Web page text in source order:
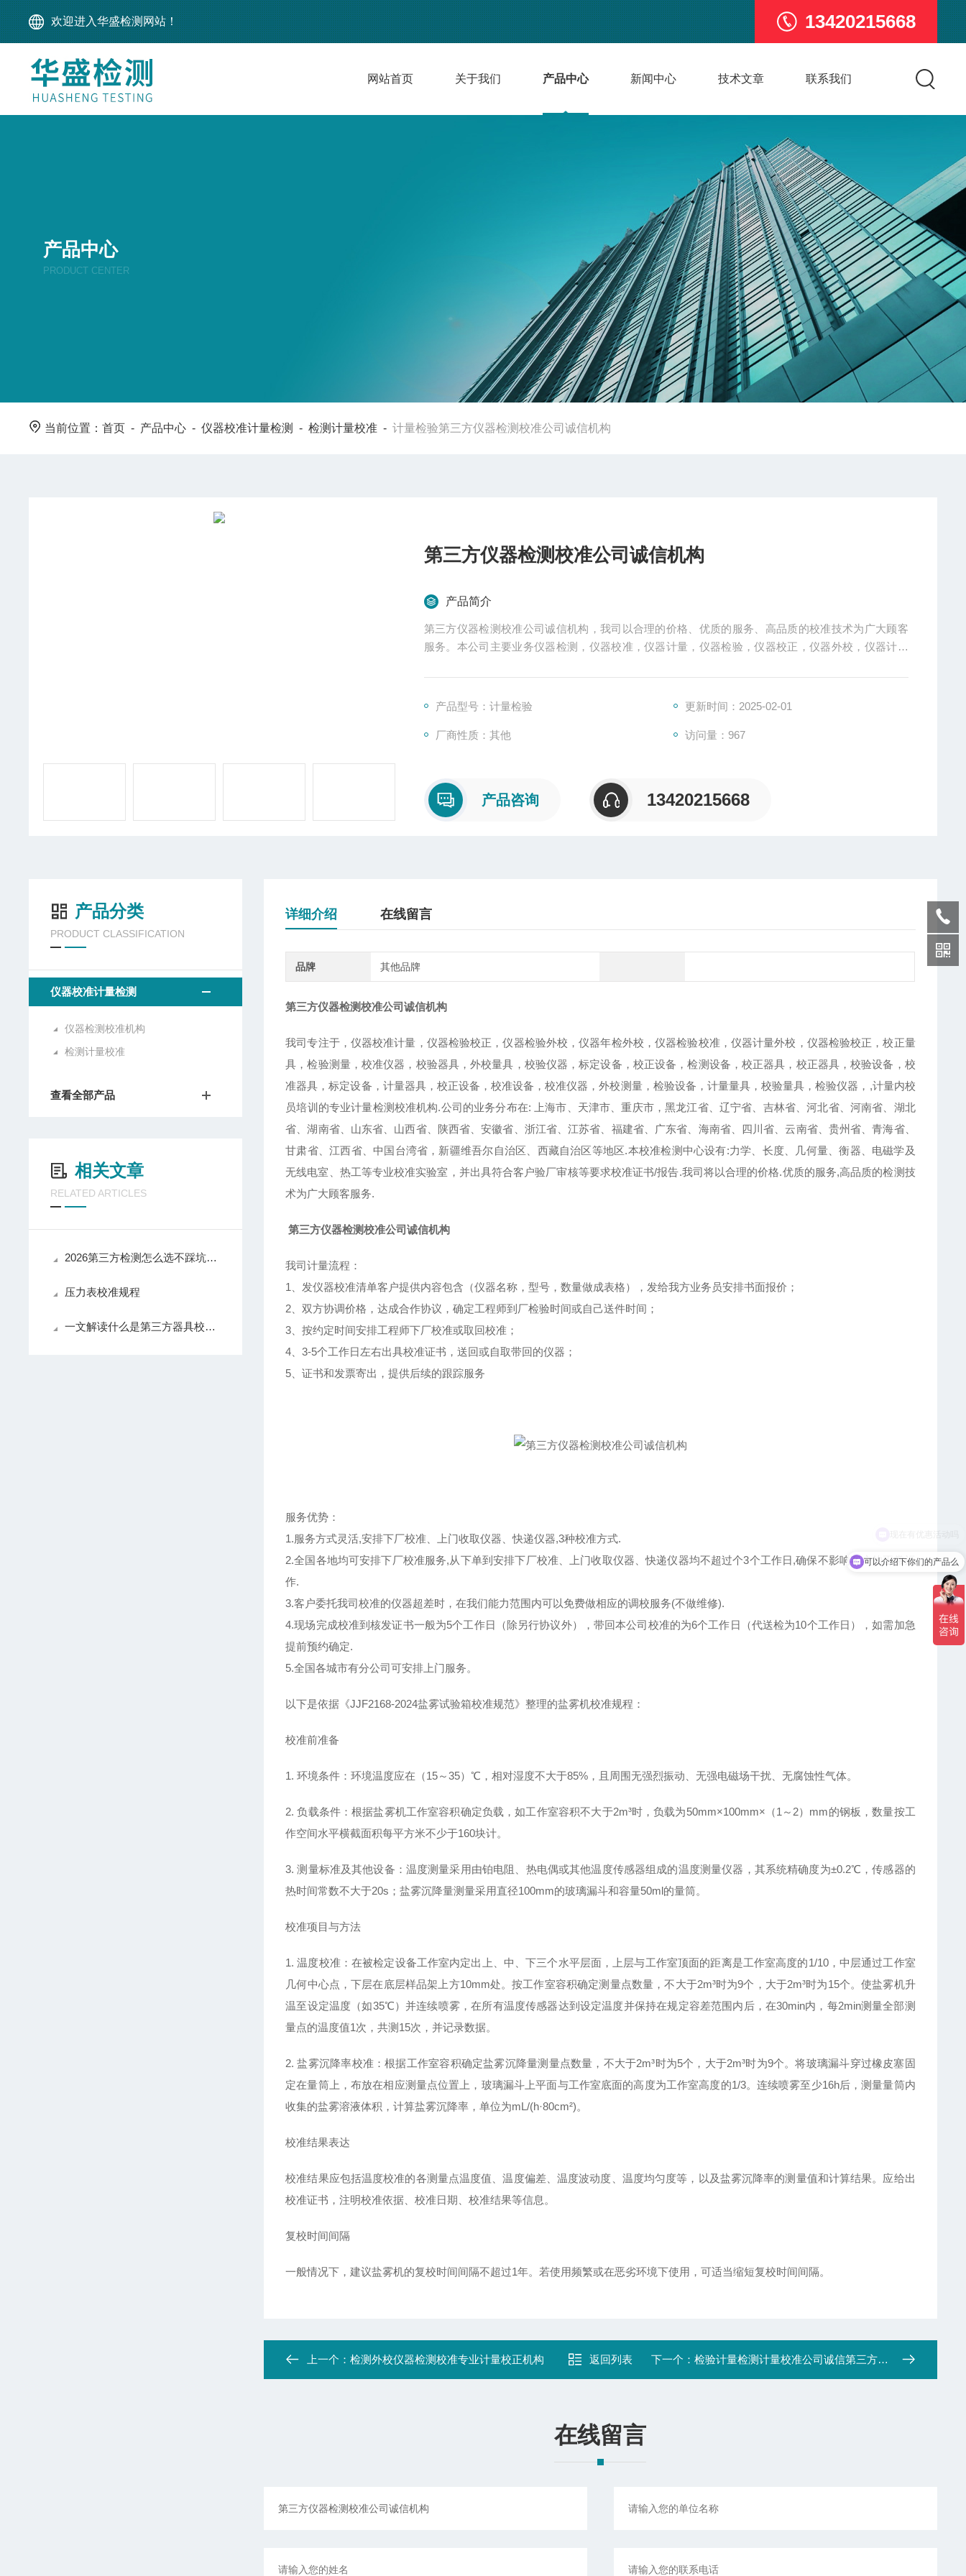
欢迎进入华盛检测网站！ 13420215668
网站首页 关于我们 产品中心 新闻中心 技术文章 联系我们
产品中心
PRODUCT CENTER
当前位置：首页 - 产品中心 -仪器校准计量检测 -检测计量校准 -计量检验第三方仪器检测校准公司诚信机构
第三方仪器检测校准公司诚信机构
产品简介
第三方仪器检测校准公司诚信机构，我司以合理的价格、优质的服务、高品质的校准技术为广大顾客
服务。本公司主要业务仪器检测，仪器校准，仪器计量，仪器检验，仪器校正，仪器外校，仪器计量
核要求！
产品型号：计量检验 更新时间：2025-02-01
厂商性质：其他 访问量：967
产品咨询 13420215668
详细介绍 在线留言
品牌 其他品牌
第三方仪器检测校准公司诚信机构
我司专注于，仪器校准计量，仪器检验校正，仪器检验外校，仪器年检外校，仪器检验校准，仪器计量外校，仪器检验校正，校正量
具，检验测量，校准仪器，校验器具，外校量具，校验仪器，标定设备，校正设备，检测设备，校正器具，校正器具，校验设备，校
准器具，标定设备，计量器具，校正设备，校准设备，校准仪器，外校测量，检验设备，计量量具，校验量具，检验仪器，,计量内校
员培训的专业计量检测校准机构.公司的业务分布在: 上海市、天津市、重庆市，黑龙江省、辽宁省、吉林省、河北省、河南省、湖北
省、湖南省、山东省、山西省、陕西省、安徽省、浙江省、江苏省、福建省、广东省、海南省、四川省、云南省、贵州省、青海省、
甘肃省、江西省、中国台湾省，新疆维吾尔自治区、西藏自治区等地区.本校准检测中心设有:力学、长度、几何量、衡器、电磁学及
无线电室、热工等专业校准实验室，并出具符合客户验厂审核等要求校准证书/报告.我司将以合理的价格.优质的服务,高品质的检测技
术为广大顾客服务.
第三方仪器检测校准公司诚信机构
我司计量流程：
1、发仪器校准清单客户提供内容包含（仪器名称，型号，数量做成表格），发给我方业务员安排书面报价；
2、双方协调价格，达成合作协议，确定工程师到厂检验时间或自己送件时间；
3、按约定时间安排工程师下厂校准或取回校准；
4、3-5个工作日左右出具校准证书，送回或自取带回的仪器；
5、证书和发票寄出，提供后续的跟踪服务
服务优势：
1.服务方式灵活,安排下厂校准、上门收取仪器、快递仪器,3种校准方式.
2.全国各地均可安排下厂校准服务,从下单到安排下厂校准、上门收取仪器、快递仪器均不超过个3个工作日,确保不影响客户的正常运
作.
3.客户委托我司校准的仪器超差时，在我们能力范围内可以免费做相应的调校服务(不做维修).
4.现场完成校准到核发证书一般为5个工作日（除另行协议外），带回本公司校准的为6个工作日（代送检为10个工作日），如需加急
提前预约确定.
5.全国各城市有分公司可安排上门服务。
以下是依据《JJF2168-2024盐雾试验箱校准规范》整理的盐雾机校准规程：
校准前准备
1. 环境条件：环境温度应在（15～35）℃，相对湿度不大于85%，且周围无强烈振动、无强电磁场干扰、无腐蚀性气体。
2. 负载条件：根据盐雾机工作室容积确定负载，如工作室容积不大于2m³时，负载为50mm×100mm×（1～2）mm的钢板，数量按工
作空间水平横截面积每平方米不少于160块计。
3. 测量标准及其他设备：温度测量采用由铂电阻、热电偶或其他温度传感器组成的温度测量仪器，其系统精确度为±0.2℃，传感器的
热时间常数不大于20s；盐雾沉降量测量采用直径100mm的玻璃漏斗和容量50ml的量筒。
校准项目与方法
1. 温度校准：在被检定设备工作室内定出上、中、下三个水平层面，上层与工作室顶面的距离是工作室高度的1/10，中层通过工作室
几何中心点，下层在底层样品架上方10mm处。按工作室容积确定测量点数量，不大于2m³时为9个，大于2m³时为15个。使盐雾机升
温至设定温度（如35℃）并连续喷雾，在所有温度传感器达到设定温度并保持在规定容差范围内后，在30min内，每2min测量全部测
量点的温度值1次，共测15次，并记录数据。
2. 盐雾沉降率校准：根据工作室容积确定盐雾沉降量测量点数量，不大于2m³时为5个，大于2m³时为9个。将玻璃漏斗穿过橡皮塞固
定在量筒上，布放在相应测量点位置上，玻璃漏斗上平面与工作室底面的高度为工作室高度的1/3。连续喷雾至少16h后，测量量筒内
收集的盐雾溶液体积，计算盐雾沉降率，单位为mL/(h·80cm²)。
校准结果表达
校准结果应包括温度校准的各测量点温度值、温度偏差、温度波动度、温度均匀度等，以及盐雾沉降率的测量值和计算结果。应给出
校准证书，注明校准依据、校准日期、校准结果等信息。
复校时间间隔
一般情况下，建议盐雾机的复校时间间隔不超过1年。若使用频繁或在恶劣环境下使用，可适当缩短复校时间间隔。
上一个：检测外校仪器检测校准专业计量校正机构 返回列表 下一个： 检验计量检测计量校准公司诚信第三方检测机构
在线留言
产品分类
PRODUCT CLASSIFICATION
仪器校准计量检测
仪器检测校准机构
检测计量校准
查看全部产品
相关文章
RELATED ARTICLES
2026第三方检测怎么选不踩坑？5步“避坑”选购指南（含华盛检测实测）
压力表校准规程
一文解读什么是第三方器具校准计量认证
可以介绍下你们的产品么